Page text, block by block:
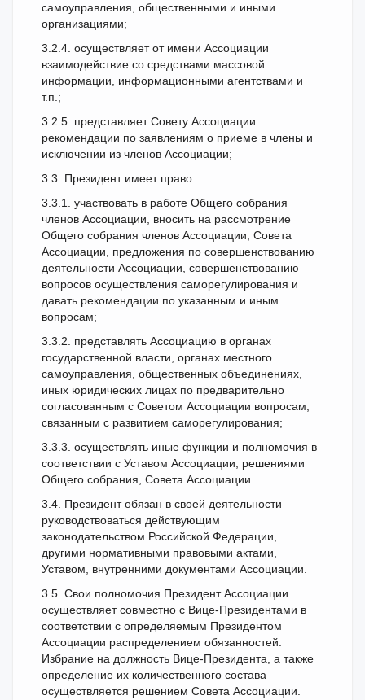
самоуправления, общественными и иными
организациями;
3.2.4. осуществляет от имени Ассоциации
взаимодействие со средствами массовой
информации, информационными агентствами и
т.п.;
3.2.5. представляет Совету Ассоциации
рекомендации по заявлениям о приеме в члены и
исключении из членов Ассоциации;
3.3. Президент имеет право:
3.3.1. участвовать в работе Общего собрания
членов Ассоциации, вносить на рассмотрение
Общего собрания членов Ассоциации, Совета
Ассоциации, предложения по совершенствованию
деятельности Ассоциации, совершенствованию
вопросов осуществления саморегулирования и
давать рекомендации по указанным и иным
вопросам;
3.3.2. представлять Ассоциацию в органах
государственной власти, органах местного
самоуправления, общественных объединениях,
иных юридических лицах по предварительно
согласованным с Советом Ассоциации вопросам,
связанным с развитием саморегулирования;
3.3.3. осуществлять иные функции и полномочия в
соответствии с Уставом Ассоциации, решениями
Общего собрания, Совета Ассоциации.
3.4. Президент обязан в своей деятельности
руководствоваться действующим
законодательством Российской Федерации,
другими нормативными правовыми актами,
Уставом, внутренними документами Ассоциации.
3.5. Свои полномочия Президент Ассоциации
осуществляет совместно с Вице-Президентами в
соответствии с определяемым Президентом
Ассоциации распределением обязанностей.
Избрание на должность Вице-Президента, а также
определение их количественного состава
осуществляется решением Совета Ассоциации.